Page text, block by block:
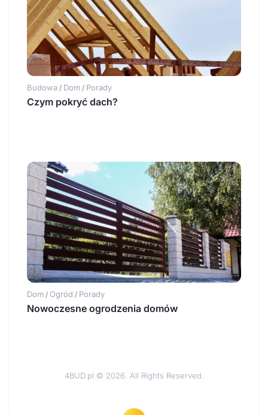
Budowa / Dom / Porady
Czym pokryć dach?
Dom / Ogród / Porady
Nowoczesne ogrodzenia domów
4BUD.pl © 2026. All Rights Reserved.